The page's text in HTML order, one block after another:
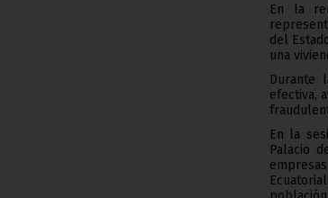
En la
del
una
Durante
efectiva,
En la
Palacio